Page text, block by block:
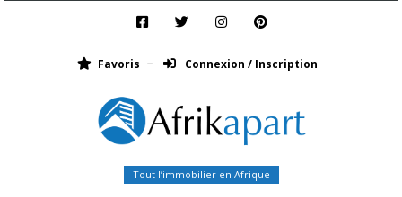
Favoris Connexion / Inscription
Tout l’immobilier en Afrique